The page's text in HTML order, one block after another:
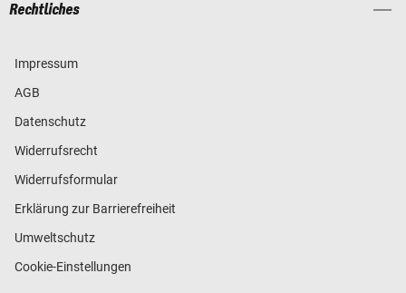
Rechtliches
Impressum
AGB
Datenschutz
Widerrufsrecht
Widerrufsformular
Erklärung zur Barrierefreiheit
Umweltschutz
Cookie-Einstellungen